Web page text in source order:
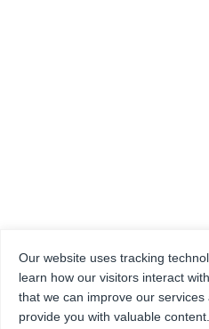
Our website uses tracking
learn how our visitors interact
that we can improve our services
provide you with valuable content.